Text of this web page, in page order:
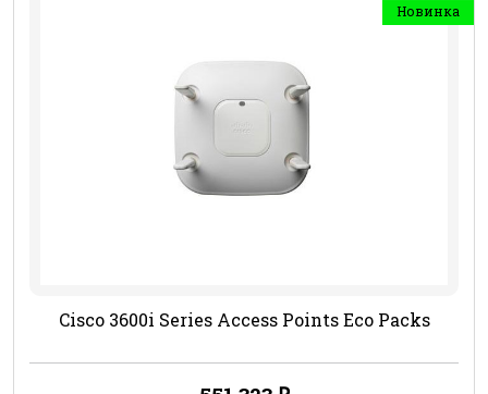
Новинка
Cisco 3600i Series Access Points Eco Packs